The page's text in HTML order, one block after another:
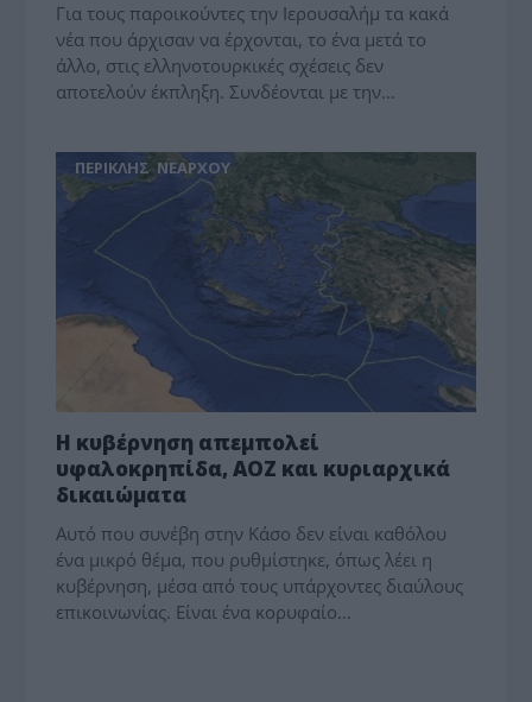
Για τους παροικούντες την Ιερουσαλήμ τα κακά
νέα που άρχισαν να έρχονται, το ένα μετά το
άλλο, στις ελληνοτουρκικές σχέσεις δεν
αποτελούν έκπληξη. Συνδέονται με την…
ΠΕΡΙΚΛΗΣ ΝΕΑΡΧΟΥ
Η κυβέρνηση απεμπολεί
υφαλοκρηπίδα, ΑΟΖ και κυριαρχικά
δικαιώματα
Αυτό που συνέβη στην Κάσο δεν είναι καθόλου
ένα μικρό θέμα, που ρυθμίστηκε, όπως λέει η
κυβέρνηση, μέσα από τους υπάρχοντες διαύλους
επικοινωνίας. Είναι ένα κορυφαίο…